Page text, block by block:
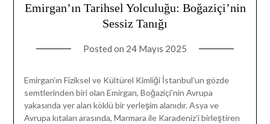
Emirgan’ın Tarihsel Yolculuğu: Boğaziçi’nin
Sessiz Tanığı
Posted on 24 Mayıs 2025
Emirgan’ın Fiziksel ve Kültürel Kimliği İstanbul’un gözde
semtlerinden biri olan Emirgan, Boğaziçi’nin Avrupa
yakasında yer alan köklü bir yerleşim alanıdır. Asya ve
Avrupa kıtaları arasında, Marmara ile Karadeniz’i birleştiren